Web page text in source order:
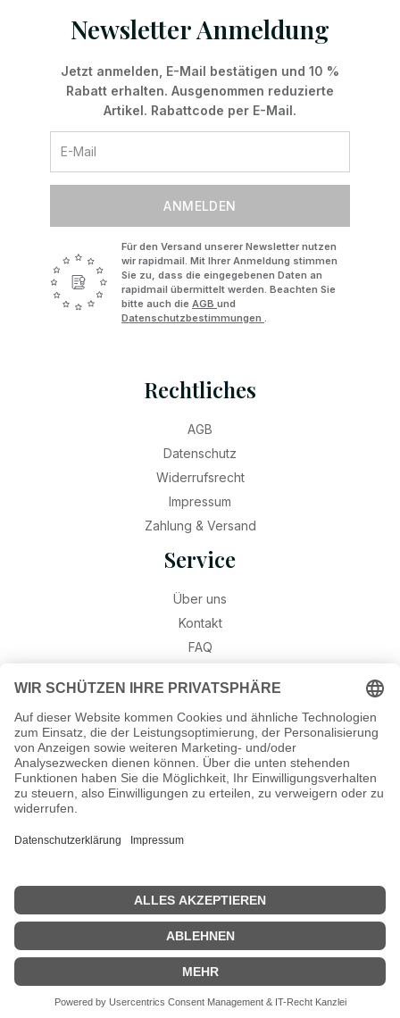
Hinweis: Gravuren sind aufgrund von Urlaub erst wieder ab dem
24. August möglich. Alle anderen Bestellungen versenden wir wie
gewohnt.Verwerfen
Newsletter Anmeldung
Jetzt anmelden, E-Mail bestätigen und 10 %
Rabatt erhalten. Ausgenommen reduzierte
Artikel. Rabattcode per E-Mail.
ANMELDEN
Für den Versand unserer Newsletter nutzen
wir rapidmail. Mit Ihrer Anmeldung stimmen
Sie zu, dass die eingegebenen Daten an
rapidmail übermittelt werden. Beachten Sie
bitte auch die AGB und
Datenschutzbestimmungen .
Rechtliches
AGB
Datenschutz
Widerrufsrecht
Impressum
Zahlung & Versand
Service
Über uns
Kontakt
FAQ
Widerruf
Ratgeber
Geburtssteine
Gravur – Schriften & Hinweise
©2026 Munich Jewels® - alle Rechte vorbehalten.